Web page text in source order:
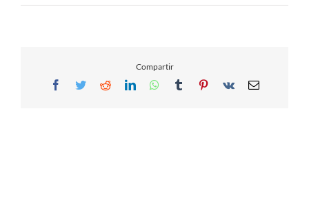
Compartir
Facebook
TwitterRedditLinkedInWhatsApp
TumblrPinterest
Vk Email